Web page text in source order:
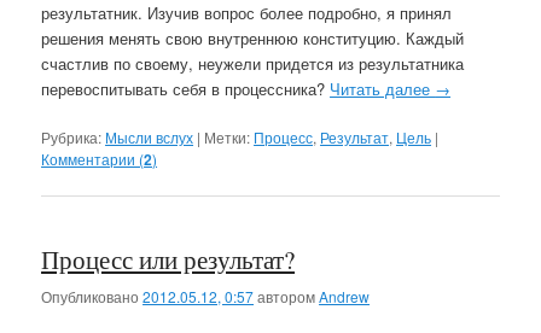
результатник. Изучив вопрос более подробно, я принял
решения менять свою внутреннюю конституцию. Каждый
счастлив по своему, неужели придется из результатника
перевоспитывать себя в процессника? Читать далее →
Рубрика: Мысли вслух | Метки: Процесс, Результат, Цель |
Комментарии (2)
Процесс или результат?
Опубликовано2012.05.12, 0:57авторомAndrew